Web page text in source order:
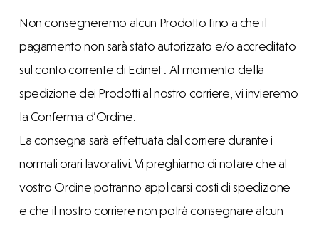
Non consegneremo alcun Prodotto fino a che il
pagamento non sarà stato autorizzato e/o accreditato
sul conto corrente di Edinet . Al momento della
spedizione dei Prodotti al nostro corriere, vi invieremo
la Conferma d’Ordine.
La consegna sarà effettuata dal corriere durante i
normali orari lavorativi. Vi preghiamo di notare che al
vostro Ordine potranno applicarsi costi di spedizione
e che il nostro corriere non potrà consegnare alcun